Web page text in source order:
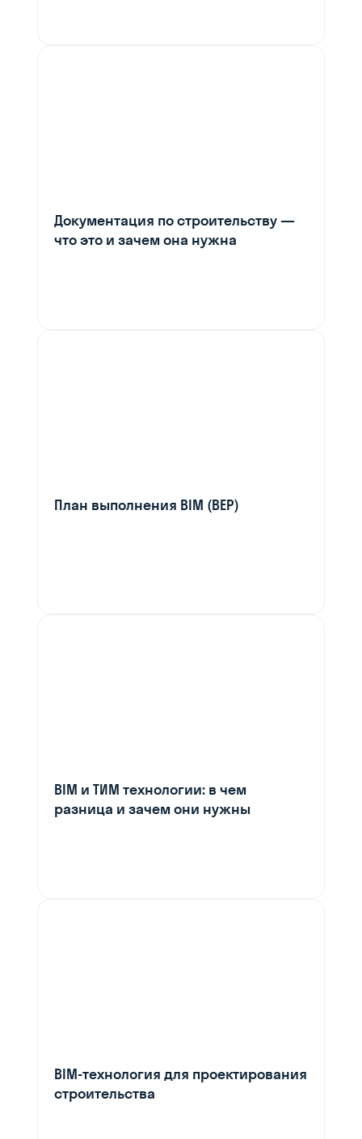
Документация по строительству —
что это и зачем она нужна
План выполнения BIM (BEP)
BIM и ТИМ технологии: в чем
разница и зачем они нужны
BIM-технология для проектирования
строительства